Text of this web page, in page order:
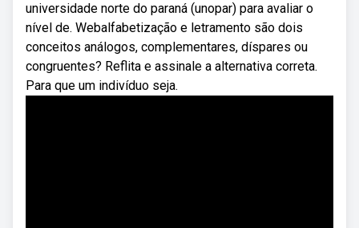
universidade norte do paraná (unopar) para avaliar o
nível de. Webalfabetização e letramento são dois
conceitos análogos, complementares, díspares ou
congruentes? Reflita e assinale a alternativa correta.
Para que um indivíduo seja.